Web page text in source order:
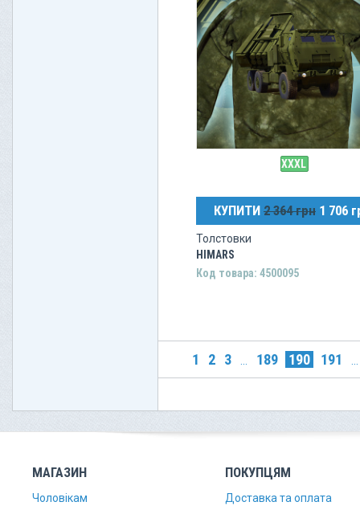
XXXL
КУПИТИ 2 364 грн 1 706
Толстовки
HIMARS
Код товара: 4500095
1 2 3 189 190 191
МАГАЗИН
Чоловікам
ПОКУПЦЯМ
Доставка та оплата